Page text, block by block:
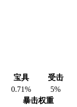
宝具
受击
0.71%
5%
暴击权重